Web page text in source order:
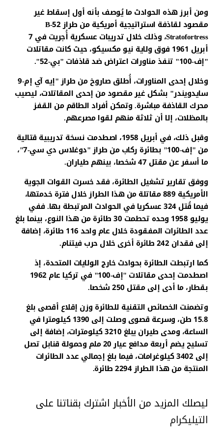
ومن أبرز هذه الحوادث ما يُوصف بأنه أول إسقاط غير
مقصود لقاذفة استراتيجية أمريكية من طراز B-52
Stratofortress، وذلك خلال تدريبات عسكرية أُجريت في 7
أبريل 1961 فوق ولاية نيو مكسيكو، حيث كانت مقاتلات
"إف-100" تنفذ مناورات اعتراض ضد قاذفات "بي-52".
وخلال إحدى المناورات، أُطلق صاروخ من طراز "إيه آي إم-9
سايدويندر" بشكل غير مقصود من إحدى المقاتلات، ليصيب
محرك القاذفة مباشرة. وتمكن أفراد الطاقم من القفز
بالمظلات، إلا أن ثلاثة منهم لقوا مصرعهم.
وقبل ذلك، في أبريل 1958، اصطدمت نسخة تدريبية قتالية
من "إف-100" بطائرة ركاب من طراز "دوغلاس دي سي-7"،
ما أسفر عن مقتل 47 شخصا، بينهم طياران.
ووفق تقارير تشغيل الطائرة، فقد خسرت القوات الجوية
الأمريكية 889 مقاتلة من هذا الطراز خلال فترة خدمتها،
فيما قُتل 324 عسكريا في الحوادث المرتبطة بها. ففي
يوليو 1958 وحده تحطمت 30 طائرة من هذا النوع، بينما بلغ
عدد الطائرات المفقودة خلال عام واحد 116 طائرة، إضافة
إلى فقدان 242 طائرة أخرى خلال حرب فيتنام.
كما ارتبطت الطائرة بحوادث خارج الولايات المتحدة، إذ
اصطدمت إحدى مقاتلات "إف-100" في تركيا عام 1962
بقطار، ما أدى إلى مقتل 250 شخصا.
وتضمنت الخصائص التقنية للطائرة وزن إقلاع أقصى بلغ
15.8 طن، وسرعة قصوى وصلت إلى 1390 كيلومترا في
الساعة، ومدى طيران يبلغ 3210 كيلومترات، إضافة إلى
تسليح يضم أربعة مدافع عيار 20 ملم وحمولة قنابل تصل
إلى 3402 كيلوغرامات، فيما بلغ إجمالي عدد الطائرات
المنتجة من هذا الطراز 2294 طائرة.
ليصلك المزيد من الأخبار اشترك بقناتنا على
التيليكرام